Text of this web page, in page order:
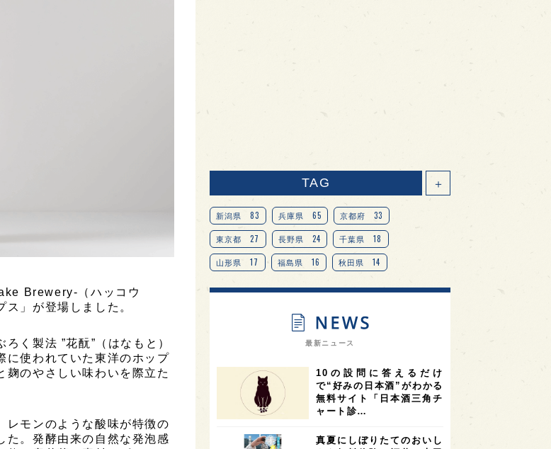
Brewery-（ハッコウ
」が登場しました。
く製法 ”花酛”（はなもと）
に使われていた東洋のホップ
麹のやさしい味わいを際立た
レモンのような酸味が特徴の
た。発酵由来の自然な発泡感
TAG ＋
新潟県 83 兵庫県 65 京都府 33
東京都 27 長野県 24 千葉県 18
山形県 17 福島県 16 秋田県 14
愛知県 14 宮城県 14 岐阜県 13
オピニオンリーダーの視点 9
奈良県 滋賀県 7 和歌山県 6
富山県 6 フランス 6 高知県 5 島根県 5
最新ニュース
10の設問に答えるだけ
で“好みの日本酒”がわかる
無料サイト「日本酒三角チ
ャート診…
真夏にしぼりたてのおいし